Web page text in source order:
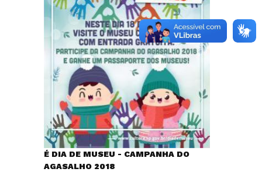
É DIA DE MUSEU - CAMPANHA DO
AGASALHO 2018